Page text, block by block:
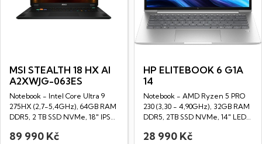
MSI STEALTH 18 HX AI
A2XWJG-063ES
Notebook - Intel Core Ultra 9
275HX (2,7-5,4GHz), 64GB RAM
DDR5, 2 TB SSD NVMe, 18" IPS
89 990 Kč
HP ELITEBOOK 6 G1A
14
Notebook - AMD Ryzen 5 PRO
230 (3,30 - 4,90GHz), 32GB RAM
DDR5, 2TB SSD NVMe, 14" LED
28 990 Kč